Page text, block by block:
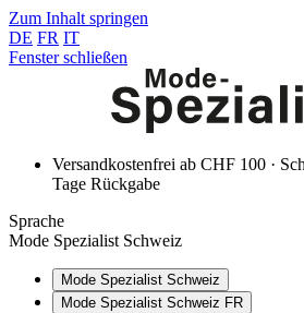
Zum Inhalt springen
DE FR IT
Fenster schließen
Versandkostenfrei ab CHF 100 ·
Tage Rückgabe
Sprache
Mode Spezialist Schweiz
Mode Spezialist Schweiz
Mode Spezialist Schweiz FR